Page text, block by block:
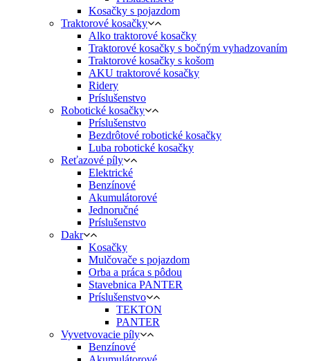
Kosačky s pojazdom
Traktorové kosačky
Alko traktorové kosačky
Traktorové kosačky s bočným vyhadzovaním
Traktorové kosačky s košom
AKU traktorové kosačky
Ridery
Príslušenstvo
Robotické kosačky
Príslušenstvo
Bezdrôtové robotické kosačky
Luba robotické kosačky
Reťazové píly
Elektrické
Benzínové
Akumulátorové
Jednoručné
Príslušenstvo
Dakr
Kosačky
Mulčovače s pojazdom
Orba a práca s pôdou
Stavebnica PANTER
Príslušenstvo
TEKTON
PANTER
Vyvetvovacie píly
Benzínové